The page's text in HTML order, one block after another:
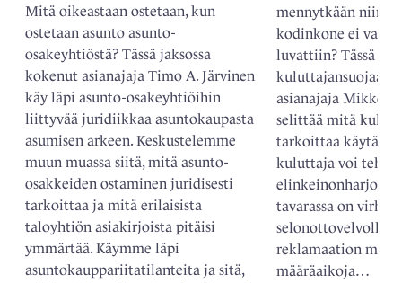
Mitä oikeastaan ostetaan, kun
ostetaan asunto asunto-
osakeyhtiöstä? Tässä jaksossa
kokenut asianajaja Timo A. Järvinen
käy läpi asunto-osakeyhtiöihin
liittyvää juridiikkaa asuntokaupasta
asumisen arkeen. Keskustelemme
muun muassa siitä, mitä asunto-
osakkeiden ostaminen juridisesti
tarkoittaa ja mitä erilaisista
taloyhtiön asiakirjoista pitäisi
ymmärtää. Käymme läpi
asuntokauppariitatilanteita ja sitä,
mennytkään niin
kodinkone ei
luvattiin? Tässä
kuluttajansuojaan
asianajaja Mikko
selittää mitä
tarkoittaa
kuluttaja voi tehdä,
tavarassa on virhe.
reklamaation
määräaikoja…